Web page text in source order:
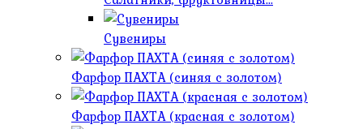
Сувениры
Фарфор ПАХТА (синяя с золотом)
Фарфор ПАХТА (красная с золотом)